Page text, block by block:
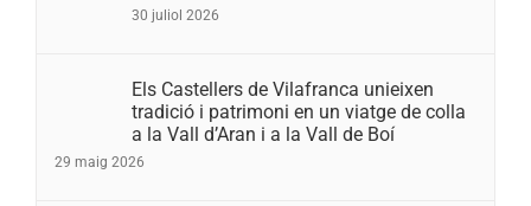
30 juliol 2026
Els Castellers de Vilafranca unieixen
tradició i patrimoni en un viatge de colla
a la Vall d’Aran i a la Vall de Boí
29 maig 2026